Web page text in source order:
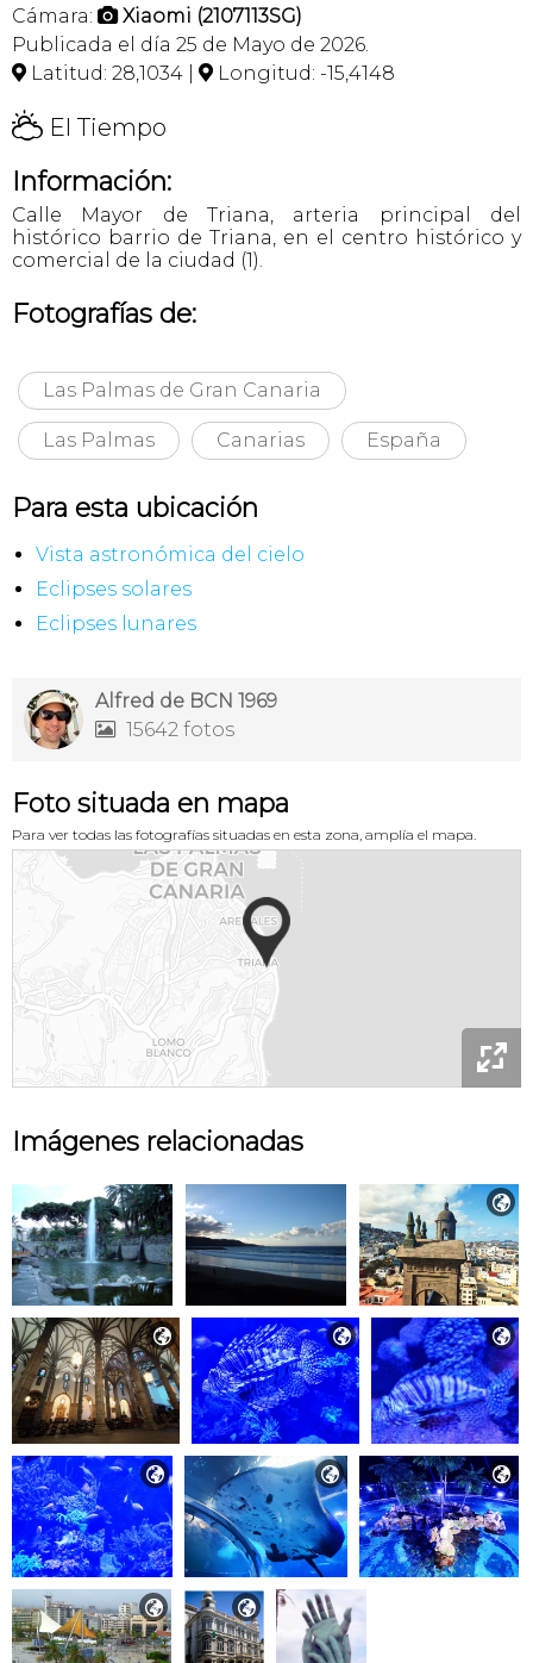
Cámara:  Xiaomi (2107113SG)
Publicada el día 25 de Mayo de 2026.
 Latitud: 28,1034 |  Longitud: -15,4148
H El Tiempo
Información:
Calle Mayor de Triana, arteria principal del
histórico barrio de Triana, en el centro histórico y
comercial de la ciudad (1).
Fotografías de:
Las Palmas de Gran Canaria
Las Palmas Canarias España
Para esta ubicación
Vista astronómica del cielo
Eclipses solares
Eclipses lunares
Alfred de BCN 1969
 15642 fotos
Foto situada en mapa
Para ver todas las fotografías situadas en esta zona, amplía el mapa.

Imágenes relacionadas

  
  
 